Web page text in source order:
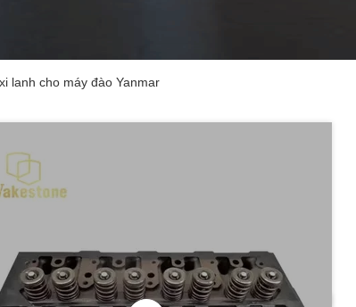
lanh cho máy đào Yanmar